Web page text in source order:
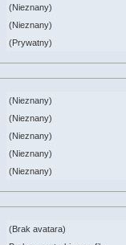
(Nieznany)
(Nieznany)
(Prywatny)
(Nieznany)
(Nieznany)
(Nieznany)
(Nieznany)
(Nieznany)
(Brak avatara)